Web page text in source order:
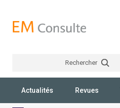
Rechercher
Actualités Revues